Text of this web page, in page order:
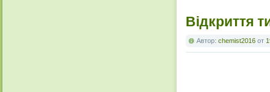
Відкриття
Автор: chemist2016 от